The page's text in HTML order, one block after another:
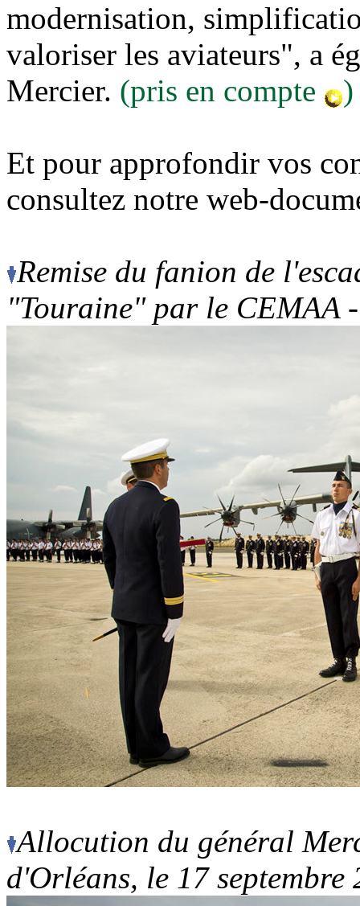
modernisation,
valoriser les aviateurs", a
Mercier. (pris en compte )
Et pour approfondir vos
consultez notre web-
Remise du fanion de
"Touraine" par le CEMAA
Allocution du général
d'Orléans, le 17